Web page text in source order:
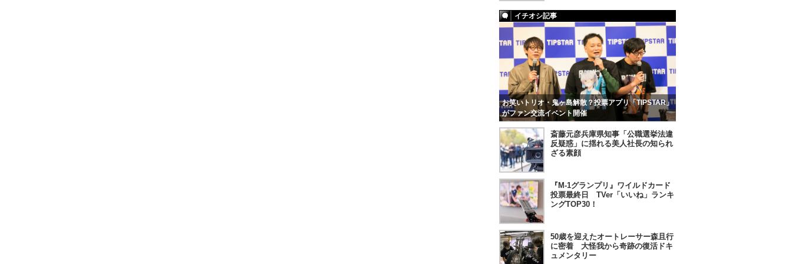
イチオシ記事
お笑いトリオ・鬼ヶ島解散？投票アプリ「TIPSTAR」
がファン交流イベント開催
斎藤元彦兵庫県知事「公職選挙法違
反疑惑」に揺れる美人社長の知られ
ざる素顔
『M-1グランプリ』ワイルドカード
投票最終日 TVer「いいね」ランキ
ングTOP30！
50歳を迎えたオートレーサー森且行
に密着 大怪我から奇跡の復活ドキ
ュメンタリー